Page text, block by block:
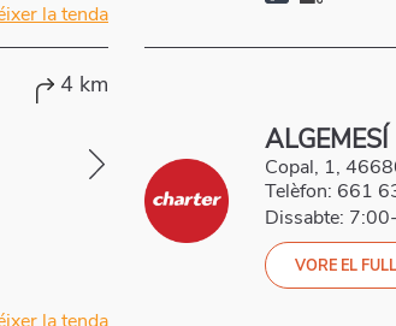
la tenda
4 km
Copal, 1,
Telèfon: 661
Dissabte:
VORE EL